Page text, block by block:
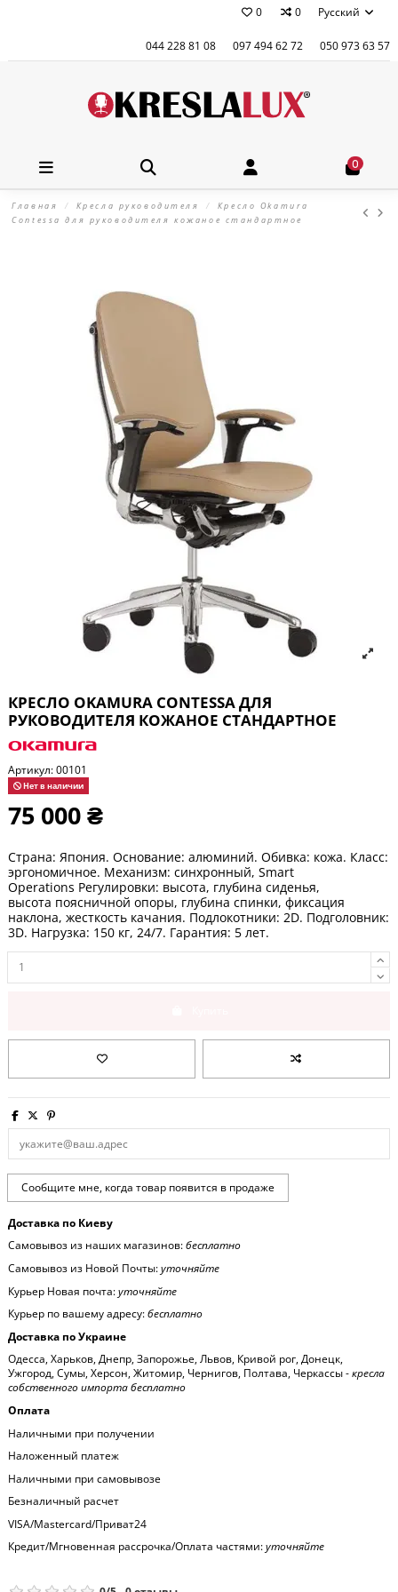
0 0 Русский
044 228 81 08 097 494 62 72 050 973 63 57
0
Главная Кресла руководителя
Кресло Okamura
Contessa для руководителя кожаное стандартное
КРЕСЛО OKAMURA CONTESSA ДЛЯ
РУКОВОДИТЕЛЯ КОЖАНОЕ СТАНДАРТНОЕ
Артикул:00101
Нет в наличии
75 000 ₴
Страна: Япония. Основание: алюминий. Обивка: кожа. Класс:
эргономичное. Механизм: синхронный, Smart
Operations Регулировки: высота, глубина сиденья,
высота поясничной опоры, глубина спинки, фиксация
наклона, жесткость качания. Подлокотники: 2D. Подголовник:
3D. Нагрузка: 150 кг, 24/7. Гарантия: 5 лет.
Доставка по Киеву
Самовывоз из наших магазинов:бесплатно
Самовывоз из Новой Почты:уточняйте
Курьер Новая почта:уточняйте
Курьер по вашему адресу:бесплатно
Доставка по Украине
Одесса, Харьков, Днепр, Запорожье, Львов, Кривой рог, Донецк,
Ужгород, Сумы, Херсон, Житомир, Чернигов, Полтава, Черкассы -кресла
собственного импорта бесплатно
Оплата
Наличными при получении
Наложенный платеж
Наличными при самовывозе
Безналичный расчет
VISA/Mastercard/Приват24
Кредит/Мгновенная рассрочка/Оплата частями:уточняйте